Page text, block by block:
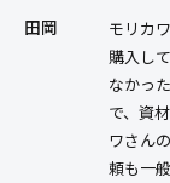
田岡
モリカ
購入し
なかっ
で、資
ワさん
頼も一